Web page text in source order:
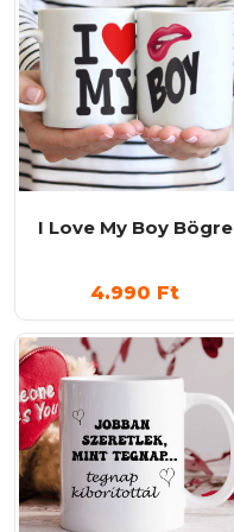
I Love My Boy Bögre
4.990 Ft